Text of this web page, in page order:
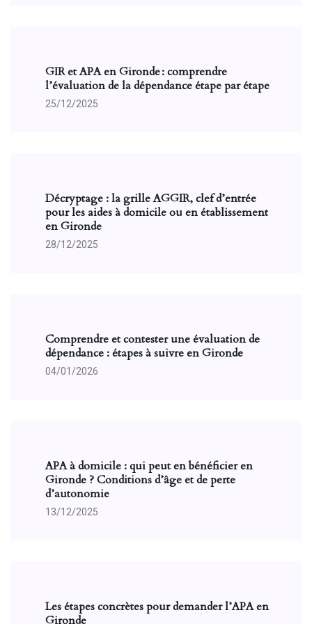
GIR et APA en Gironde : comprendre
l’évaluation de la dépendance étape par étape
25/12/2025
Décryptage : la grille AGGIR, clef d’entrée
pour les aides à domicile ou en établissement
en Gironde
28/12/2025
Comprendre et contester une évaluation de
dépendance : étapes à suivre en Gironde
04/01/2026
APA à domicile : qui peut en bénéficier en
Gironde ? Conditions d’âge et de perte
d’autonomie
13/12/2025
Les étapes concrètes pour demander l’APA en
Gironde